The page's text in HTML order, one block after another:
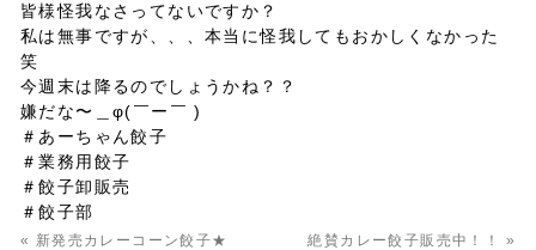
皆様怪我なさってないですか？
私は無事ですが、、、本当に怪我してもおかしくなかった
笑
今週末は降るのでしょうかね？？
嫌だな〜＿φ(￣ー￣ )
＃あーちゃん餃子
＃業務用餃子
＃餃子卸販売
＃餃子部
« 新発売カレーコーン餃子★ 絶賛カレー餃子販売中！！ »